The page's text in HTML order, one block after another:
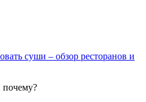
суши – обзор ресторанов и